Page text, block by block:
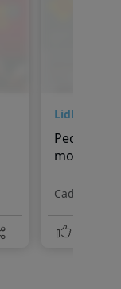
Lidl
Pequeños
momentos
Caduca el